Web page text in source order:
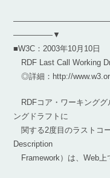
―――――▼
■W3C：2003年10月10日
RDF Last Call Working
◎詳細：http://
RDFコア・ワーキンググ
ングドラフトに
関する2度目のラストコ
Description
Framework）は、Web上